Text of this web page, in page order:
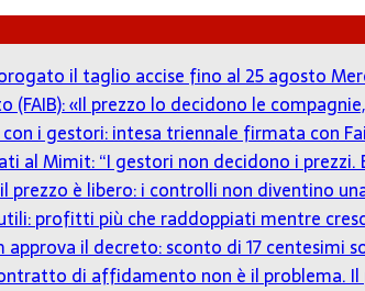
il taglio accise fino al 25 agosto
(FAIB): «Il prezzo lo decidono le
con i gestori: intesa triennale firmata con
al Mimit: “I gestori non decidono i
prezzo è libero: i controlli non diventino
profitti più che raddoppiati mentre
approva il decreto: sconto di 17 centesimi
di affidamento non è il problema. Il